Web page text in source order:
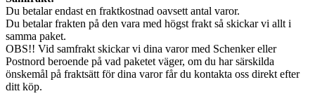
Du betalar endast en fraktkostnad oavsett antal varor.
Du betalar frakten på den vara med högst frakt så skickar vi allt i
samma paket.
OBS!! Vid samfrakt skickar vi dina varor med Schenker eller
Postnord beroende på vad paketet väger, om du har särskilda
önskemål på fraktsätt för dina varor får du kontakta oss direkt efter
ditt köp.